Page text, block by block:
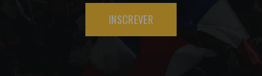
INSCREVER